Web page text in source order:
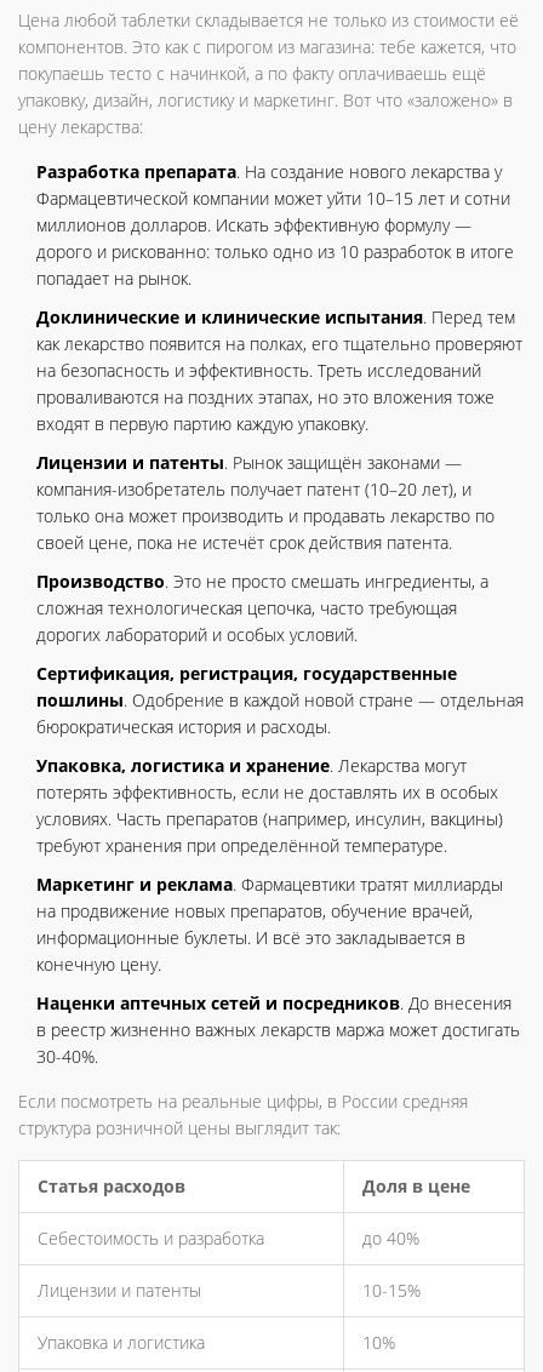
Цена любой таблетки складывается не только из стоимости её
компонентов. Это как с пирогом из магазина: тебе кажется, что
покупаешь тесто с начинкой, а по факту оплачиваешь ещё
упаковку, дизайн, логистику и маркетинг. Вот что «заложено» в
цену лекарства:
Разработка препарата. На создание нового лекарства у
Фармацевтической компании может уйти 10–15 лет и сотни
миллионов долларов. Искать эффективную формулу —
дорого и рискованно: только одно из 10 разработок в итоге
попадает на рынок.
Доклинические и клинические испытания. Перед тем
как лекарство появится на полках, его тщательно проверяют
на безопасность и эффективность. Треть исследований
проваливаются на поздних этапах, но это вложения тоже
входят в первую партию каждую упаковку.
Лицензии и патенты. Рынок защищён законами —
компания-изобретатель получает патент (10–20 лет), и
только она может производить и продавать лекарство по
своей цене, пока не истечёт срок действия патента.
Производство. Это не просто смешать ингредиенты, а
сложная технологическая цепочка, часто требующая
дорогих лабораторий и особых условий.
Сертификация, регистрация, государственные
пошлины. Одобрение в каждой новой стране — отдельная
бюрократическая история и расходы.
Упаковка, логистика и хранение. Лекарства могут
потерять эффективность, если не доставлять их в особых
условиях. Часть препаратов (например, инсулин, вакцины)
требуют хранения при определённой температуре.
Маркетинг и реклама. Фармацевтики тратят миллиарды
на продвижение новых препаратов, обучение врачей,
информационные буклеты. И всё это закладывается в
конечную цену.
Наценки аптечных сетей и посредников. До внесения
в реестр жизненно важных лекарств маржа может достигать
30-40%.
Если посмотреть на реальные цифры, в России средняя
структура розничной цены выглядит так:
Статья расходов Доля в цене
Себестоимость и разработка до 40%
Лицензии и патенты 10-15%
Упаковка и логистика 10%